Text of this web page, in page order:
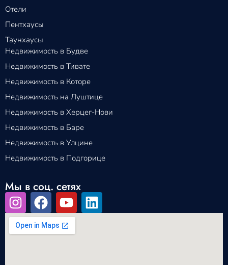
Отели
Пентхаусы
Таунхаусы
Недвижимость в Будве
Недвижимость в Тивате
Недвижимость в Которе
Недвижимость на Луштице
Недвижимость в Херцег-Нови
Недвижимость в Баре
Недвижимость в Улцине
Недвижимость в Подгорице
Мы в соц. сетях